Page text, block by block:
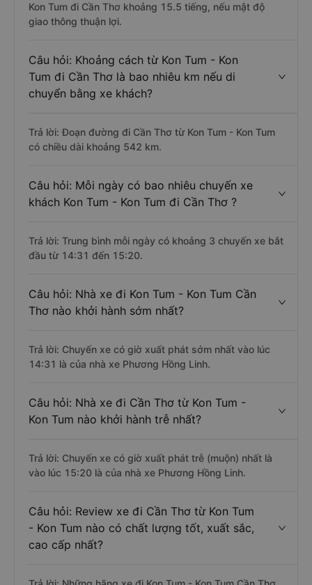
Kon Tum đi Cần Thơ khoảng 15.5 tiếng, nếu mật độ
giao thông thuận lợi.
Câu hỏi: Khoảng cách từ Kon Tum - Kon
Tum đi Cần Thơ là bao nhiêu km nếu di
chuyển bằng xe khách?
Trả lời: Đoạn đường đi Cần Thơ từ Kon Tum - Kon Tum
có chiều dài khoảng 542 km.
Câu hỏi: Mỗi ngày có bao nhiêu chuyến xe
khách Kon Tum - Kon Tum đi Cần Thơ ?
Trả lời: Trung bình mỗi ngày có khoảng 3 chuyến xe bắt
đầu từ 14:31 đến 15:20.
Câu hỏi: Nhà xe đi Kon Tum - Kon Tum Cần
Thơ nào khởi hành sớm nhất?
Trả lời: Chuyến xe có giờ xuất phát sớm nhất vào lúc
14:31 là của nhà xe Phương Hồng Linh.
Câu hỏi: Nhà xe đi Cần Thơ từ Kon Tum -
Kon Tum nào khởi hành trễ nhất?
Trả lời: Chuyến xe có giờ xuất phát trễ (muộn) nhất là
vào lúc 15:20 là của nhà xe Phương Hồng Linh.
Câu hỏi: Review xe đi Cần Thơ từ Kon Tum
- Kon Tum nào có chất lượng tốt, xuất sắc,
cao cấp nhất?